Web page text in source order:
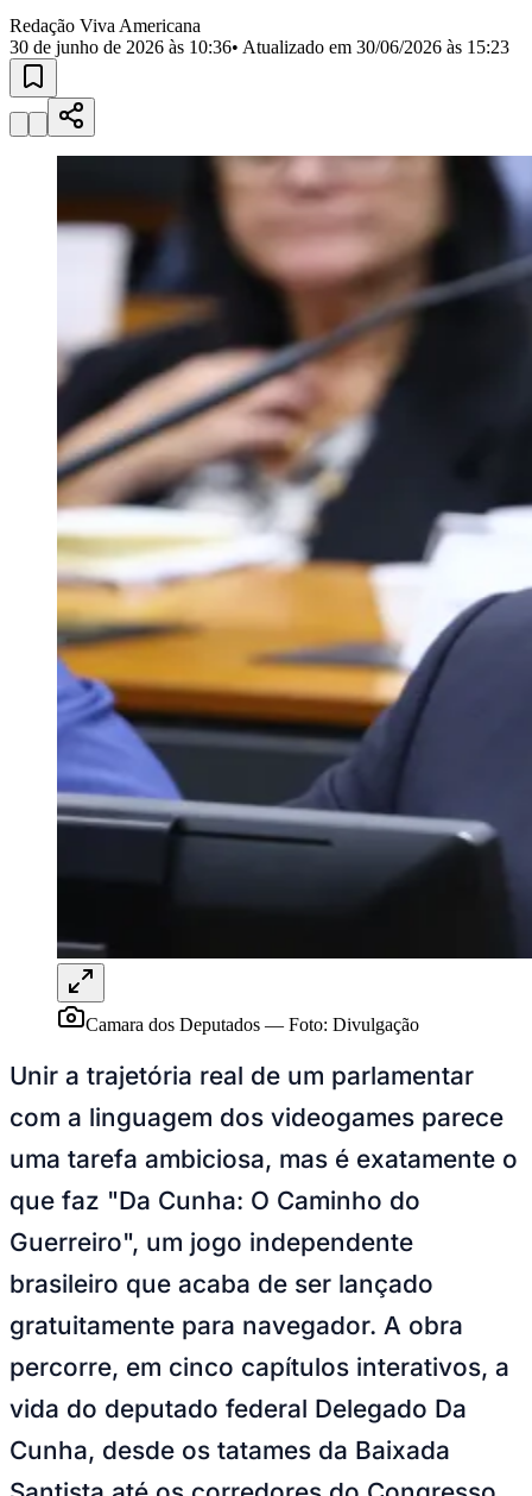
Meio Ambiente
Obras
Bairros de Americana
CentroJardim Girassol
NamoradosJardim São PauloParque UniversitárioAntônio
ZanagaFraron Jardim
Para Sua Empresa
Anuncie no Portal
Divulgar VagasNovo
Publicidade Legal
Hub de Negócios
Guia Comercial
Selo Verificado
Portal Educacional
Agenda de Vestibulares
Vagas de Emprego
Concursos
Panorama Econômico
Panorama Econômico
Para Sua Empresa
Anuncie no Portal
Verificar Empresa
Anunciar Vagas
Novo
Publicidade Legal
NFL
Fórmula 1
UFC
NBB
Competições de Futebol
Brasileirão Série A
Paulistão
Libertadores
Copa América
Premier League
La Liga
Bundesliga
Mundial 2026
Times - Ir direto
Redação Viva Americana
30 de junho de 2026 às 10:36• Atualizado em 30/06/2026 às 15:23
Camara dos Deputados — Foto: Divulgação
Unir a trajetória real de um parlamentar
com a linguagem dos videogames parece
uma tarefa ambiciosa, mas é exatamente o
que faz "Da Cunha: O Caminho do
Guerreiro", um jogo independente
brasileiro que acaba de ser lançado
gratuitamente para navegador. A obra
percorre, em cinco capítulos interativos, a
vida do deputado federal Delegado Da
Cunha, desde os tatames da Baixada